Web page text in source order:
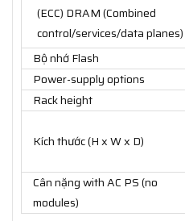
(ECC) DRAM (Combined
control/services/data planes)
Bộ nhớ Flash
Power-supply options
Rack height
Kích thước (H x W x D)
Cân nặng with AC PS (no
modules)